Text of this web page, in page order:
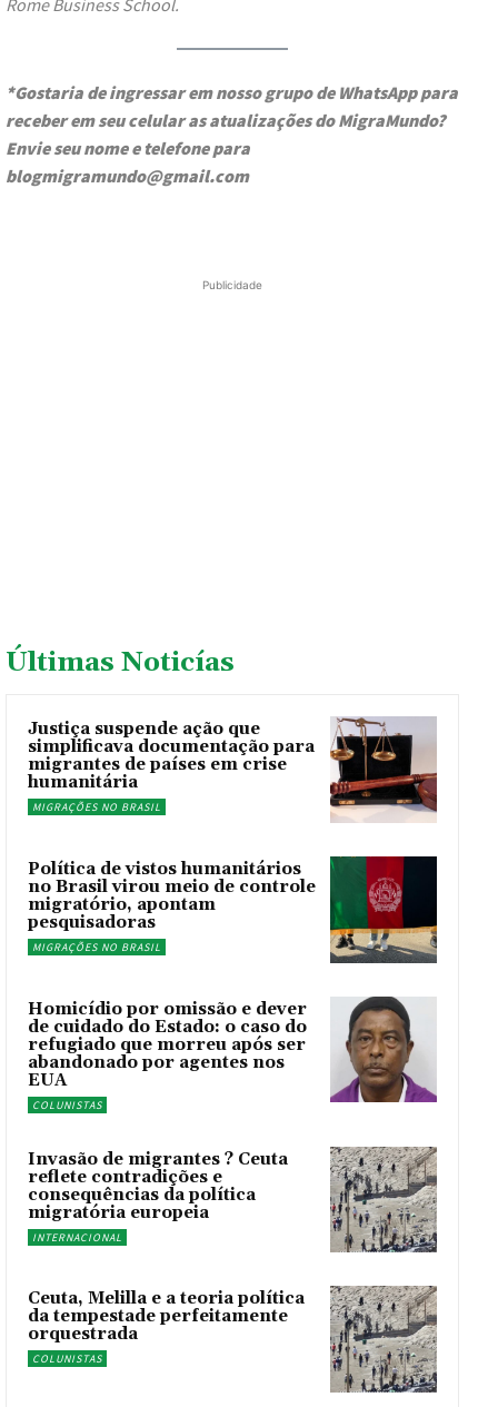
*Gostaria de ingressar em nosso grupo de WhatsApp para
receber em seu celular as atualizações do MigraMundo?
Envie seu nome e telefone para
blogmigramundo@gmail.com
Publicidade
Últimas Noticías
Justiça suspende ação que
simplificava documentação para
migrantes de países em crise
humanitária
MIGRAÇÕES NO BRASIL
Política de vistos humanitários
no Brasil virou meio de controle
migratório, apontam
pesquisadoras
MIGRAÇÕES NO BRASIL
Homicídio por omissão e dever
de cuidado do Estado: o caso do
refugiado que morreu após ser
abandonado por agentes nos
EUA
COLUNISTAS
Invasão de migrantes ? Ceuta
reflete contradições e
consequências da política
migratória europeia
INTERNACIONAL
Ceuta, Melilla e a teoria política
da tempestade perfeitamente
orquestrada
COLUNISTAS